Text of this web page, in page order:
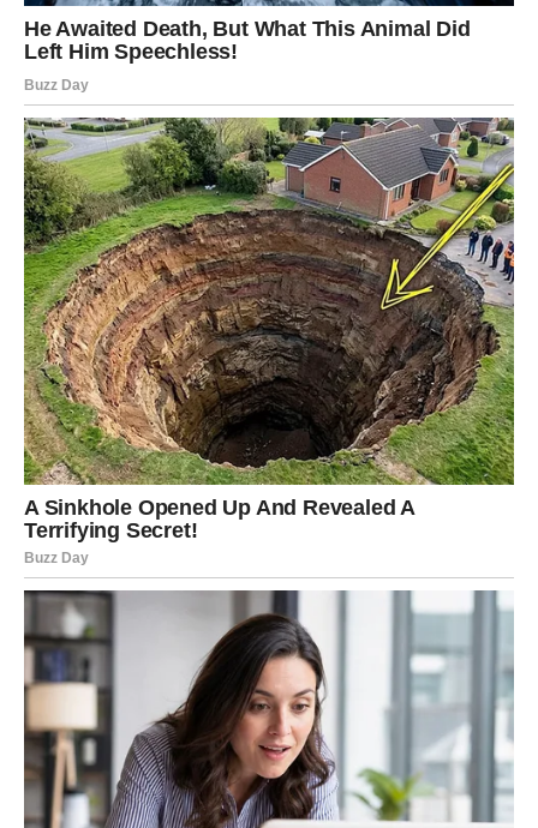
Prihvatite uspjeh bez zadrške.
DJEVICA
Rješenje koje donosi mir
Djevice će konačno pronaći izlaz iz situacije koja ih je
dugo opterećivala.
Ono što dolazi donosi veliko olakšanje.
Poruka zvijezda
Ne vraćajte se brigama koje ostaju iza vas.
VAGA